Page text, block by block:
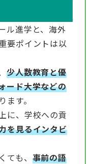
ル進学と、海外
要ポイントは以
少人数教育と優
ード大学などの
ます。
に、学校への貢
を見るインタビ
ても、 事前の語